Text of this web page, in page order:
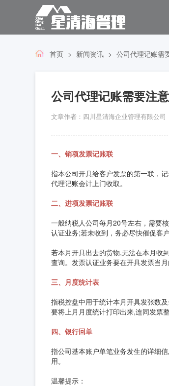
首页 新闻资讯 公司代理记账需
公司代理记账需要注
文章作者：四川星清海企业管理有限公司
一、销项发票记账联
指本公司开具给客户发票的第一联，
代理记账会计上门收取。
二、进项发票记账联
一般纳税人公司每月20号左右，需要
认证业务;若未收到，务必尽快催促客
若本月开具出去的货物,无法在本月收
查询。发票认证业务要在开具发票当
三、月度统计表
指税控盘中用于统计本月开具发张数
要将上月月度统计打印出来,连同发票
四、银行回单
指公司基本账户单笔业务发生的详细
用。
温馨提示：